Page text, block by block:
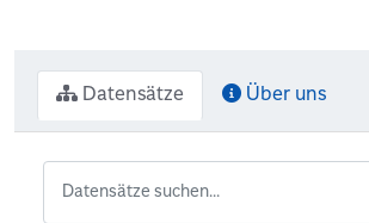
Datensätze Über uns